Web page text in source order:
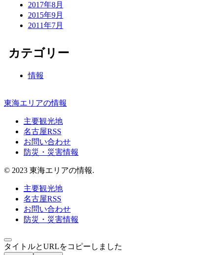
2017年8月
2015年9月
2011年7月
カテゴリー
情報
東海エリアの情報
主要観光地
名古屋RSS
お問い合わせ
防災・災害情報
© 2023 東海エリアの情報.
主要観光地
名古屋RSS
お問い合わせ
防災・災害情報
タイトルとURLをコピーしました